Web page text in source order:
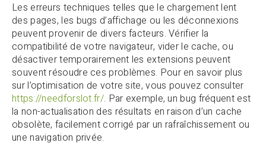
Les erreurs techniques telles que le chargement lent
des pages, les bugs d’affichage ou les déconnexions
peuvent provenir de divers facteurs. Vérifier la
compatibilité de votre navigateur, vider le cache, ou
désactiver temporairement les extensions peuvent
souvent résoudre ces problèmes. Pour en savoir plus
sur l’optimisation de votre site, vous pouvez consulter
https://needforslot.fr/. Par exemple, un bug fréquent est
la non-actualisation des résultats en raison d’un cache
obsolète, facilement corrigé par un rafraîchissement ou
une navigation privée.